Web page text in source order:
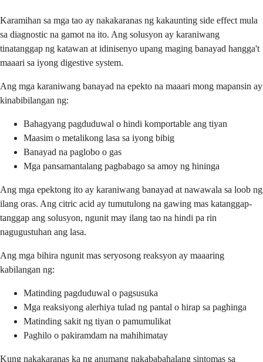
Karamihan sa mga tao ay nakakaranas ng kakaunting side effect mula
sa diagnostic na gamot na ito. Ang solusyon ay karaniwang
tinatanggap ng katawan at idinisenyo upang maging banayad hangga't
maaari sa iyong digestive system.
Ang mga karaniwang banayad na epekto na maaari mong mapansin ay
kinabibilangan ng:
Bahagyang pagduduwal o hindi komportable ang tiyan
Maasim o metalikong lasa sa iyong bibig
Banayad na paglobo o gas
Mga pansamantalang pagbabago sa amoy ng hininga
Ang mga epektong ito ay karaniwang banayad at nawawala sa loob ng
ilang oras. Ang citric acid ay tumutulong na gawing mas katanggap-
tanggap ang solusyon, ngunit may ilang tao na hindi pa rin
nagugustuhan ang lasa.
Ang mga bihira ngunit mas seryosong reaksyon ay maaaring
kabilangan ng:
Matinding pagduduwal o pagsusuka
Mga reaksiyong alerhiya tulad ng pantal o hirap sa paghinga
Matinding sakit ng tiyan o pamumulikat
Paghilo o pakiramdam na mahihimatay
Kung nakakaranas ka ng anumang nakababahalang sintomas sa